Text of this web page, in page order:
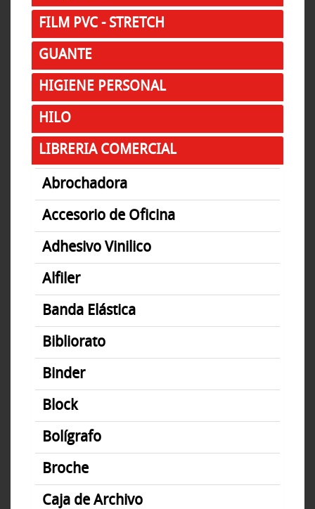
FILM PVC - STRETCH
GUANTE
HIGIENE PERSONAL
HILO
LIBRERIA COMERCIAL
Abrochadora
Accesorio de Oficina
Adhesivo Vinilico
Alfiler
Banda Elástica
Bibliorato
Binder
Block
Bolígrafo
Broche
Caja de Archivo